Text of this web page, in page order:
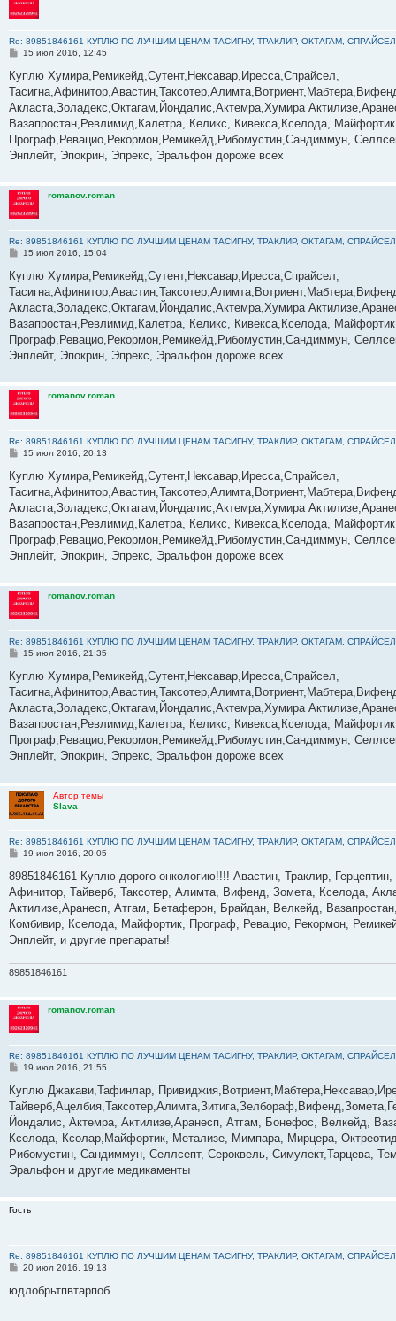
Re: 89851846161 КУПЛЮ ПО ЛУЧШИМ ЦЕНАМ ТАСИГНУ, ТРАКЛИР, ОКТАГАМ,
С
о
б
щ
е
и
е
15 июл 2016, 12:45
Куплю Хумира,Ремикейд,Сутент,Нексавар,Иресса,Спрайсел,
Акласта,Золадекс,Октагам,Йондалис,Актемра,Хумира
Вазапростан,Ревлимид,Калетра, Келикс, Кивекса,Кселода,
Програф,Ревацио,Рекормон,Ремикейд,Рибомустин,Сандиммун,
Энплейт, Эпокрин, Эпрекс, Эральфон дороже всех
romanov.roman
Re: 89851846161 КУПЛЮ ПО ЛУЧШИМ ЦЕНАМ ТАСИГНУ, ТРАКЛИР, ОКТАГАМ,
С
о
б
щ
е
и
е
15 июл 2016, 15:04
Куплю Хумира,Ремикейд,Сутент,Нексавар,Иресса,Спрайсел,
Акласта,Золадекс,Октагам,Йондалис,Актемра,Хумира
Вазапростан,Ревлимид,Калетра, Келикс, Кивекса,Кселода,
Програф,Ревацио,Рекормон,Ремикейд,Рибомустин,Сандиммун,
Энплейт, Эпокрин, Эпрекс, Эральфон дороже всех
romanov.roman
Re: 89851846161 КУПЛЮ ПО ЛУЧШИМ ЦЕНАМ ТАСИГНУ, ТРАКЛИР, ОКТАГАМ,
С
о
б
щ
е
и
е
15 июл 2016, 20:13
Куплю Хумира,Ремикейд,Сутент,Нексавар,Иресса,Спрайсел,
Акласта,Золадекс,Октагам,Йондалис,Актемра,Хумира
Вазапростан,Ревлимид,Калетра, Келикс, Кивекса,Кселода,
Програф,Ревацио,Рекормон,Ремикейд,Рибомустин,Сандиммун,
Энплейт, Эпокрин, Эпрекс, Эральфон дороже всех
romanov.roman
Re: 89851846161 КУПЛЮ ПО ЛУЧШИМ ЦЕНАМ ТАСИГНУ, ТРАКЛИР, ОКТАГАМ,
С
о
б
щ
е
и
е
15 июл 2016, 21:35
Куплю Хумира,Ремикейд,Сутент,Нексавар,Иресса,Спрайсел,
Акласта,Золадекс,Октагам,Йондалис,Актемра,Хумира
Вазапростан,Ревлимид,Калетра, Келикс, Кивекса,Кселода,
Програф,Ревацио,Рекормон,Ремикейд,Рибомустин,Сандиммун,
Энплейт, Эпокрин, Эпрекс, Эральфон дороже всех
Автор темы
Slava
Re: 89851846161 КУПЛЮ ПО ЛУЧШИМ ЦЕНАМ ТАСИГНУ, ТРАКЛИР, ОКТАГАМ,
С
о
щ
е
и
е
19 июл 2016, 20:05
89851846161 Куплю дорого онкологию!!!! Авастин, Траклир,
Афинитор, Тайверб, Таксотер, Алимта, Вифенд, Зомета, Кселода,
Актилизе,Аранесп, Атгам, Бетаферон, Брайдан, Велкейд,
Комбивир, Кселода, Майфортик, Програф, Ревацио, Рекормон,
Энплейт, и другие препараты!
89851846161
romanov.roman
Re: 89851846161 КУПЛЮ ПО ЛУЧШИМ ЦЕНАМ ТАСИГНУ, ТРАКЛИР, ОКТАГАМ,
С
о
б
щ
е
и
е
19 июл 2016, 21:55
Куплю Джакави,Тафинлар,
Йондалис, Актемра, Актилизе,Аранесп, Атгам, Бонефос, Велкейд,
Кселода, Ксолар,Майфортик, Метализе, Мимпара, Мирцера,
Рибомустин, Сандиммун, Селлсепт, Сероквель, Симулект,Тарцева,
Эральфон и другие медикаменты
Гость
Re: 89851846161 КУПЛЮ ПО ЛУЧШИМ ЦЕНАМ ТАСИГНУ, ТРАКЛИР, ОКТАГАМ,
С
о
б
20 июл 2016, 19:13
юдлобрьтпвтарпоб